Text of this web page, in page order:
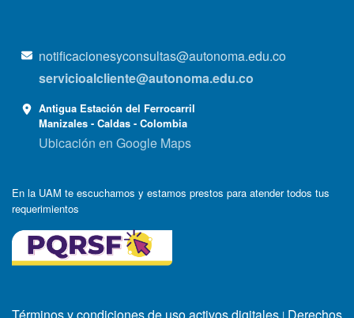
notificacionesyconsultas@autonoma.edu.co
servicioalcliente@autonoma.edu.co
Antigua Estación del Ferrocarril
Manizales - Caldas - Colombia
Ubicación en Google Maps
En la UAM te escuchamos y estamos prestos para atender todos tus
requerimientos